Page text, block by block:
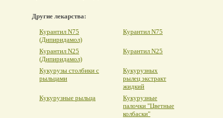
Другие лекарства:
Курантил N75
(Дипиридамол)
Курантил N75
Курантил N25
(Дипиридамол)
Курантил N25
Кукурузы столбики с
рыльцами
Кукурузных
рылец экстракт
жидкий
Кукурузные рыльца
Кукурузные
палочки "Цветные
колбаски"